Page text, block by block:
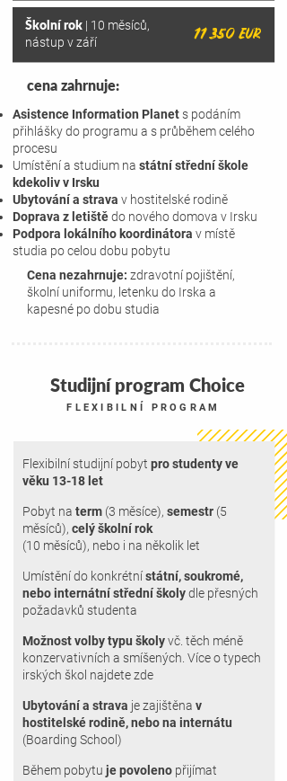
Školní rok | 10 měsíců,
nástup v září
11 350 EUR
cena zahrnuje:
Asistence Information Planet s podáním
přihlášky do programu a s průběhemcelého
procesu
Umístění a studium na státní střední škole
kdekoliv v Irsku
Ubytování a strava v hostitelské rodině
Doprava z letištědo nového domova v Irsku
Podpora lokálního koordinátora v místě
studia po celou dobu pobytu
Cena nezahrnuje: zdravotní pojištění,
školní uniformu, letenku do Irska a
kapesné po dobu studia
Studijní program Choice
FLEXIBILNÍ PROGRAM
Flexibilnístudijní pobyt pro studenty ve
věku 13-18 let
Pobyt na term(3 měsíce), semestr(5
měsíců), celý školní rok
(10 měsíců), nebo i na několik let
Umístění do konkrétnístátní, soukromé,
nebo internátní střední školydle přesných
požadavků studenta
Možnost volby typu školyvč. těch méně
konzervativních a smíšených. Více o typech
irských škol najdete zde
Ubytování a strava je zajištěna v
hostitelské rodině, nebo na internátu
(Boarding School)
Během pobytu je povolenopřijímat